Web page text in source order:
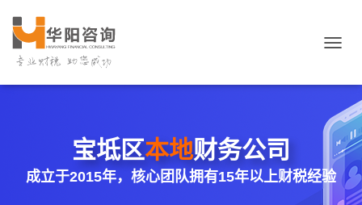
导
宝坻区本地财务公司
成立于2015年，核心团队拥有15年以上财税经验